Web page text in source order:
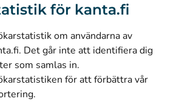
för kanta.fi
om användarna av
Det går inte att identifiera dig
som samlas in.
för att förbättra vår
välilehteen)
uuteen välilehteen)
Kansaneläkelaitos